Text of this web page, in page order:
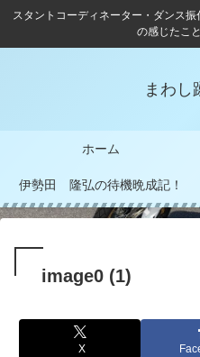
スタントコーディネーター・ダンス
の感じたこ
まわし
ホーム
伊勢田 隆弘の待機晩成記！
image0 (1)
X